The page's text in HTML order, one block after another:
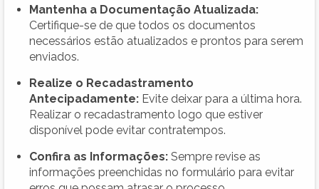
Mantenha a Documentação Atualizada:
Certifique-se de que todos os documentos
necessários estão atualizados e prontos para serem
enviados.
Realize o Recadastramento
Antecipadamente: Evite deixar para a última hora.
Realizar o recadastramento logo que estiver
disponível pode evitar contratempos.
Confira as Informações: Sempre revise as
informações preenchidas no formulário para evitar